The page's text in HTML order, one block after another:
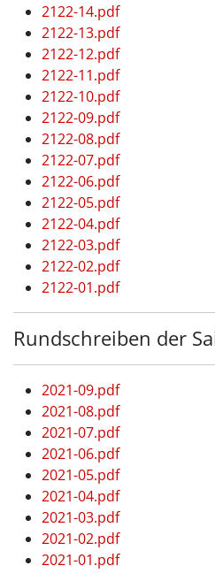
2122-14.pdf
2122-13.pdf
2122-12.pdf
2122-11.pdf
2122-10.pdf
2122-09.pdf
2122-08.pdf
2122-07.pdf
2122-06.pdf
2122-05.pdf
2122-04.pdf
2122-03.pdf
2122-02.pdf
2122-01.pdf
Rundschreiben der
2021-09.pdf
2021-08.pdf
2021-07.pdf
2021-06.pdf
2021-05.pdf
2021-04.pdf
2021-03.pdf
2021-02.pdf
2021-01.pdf